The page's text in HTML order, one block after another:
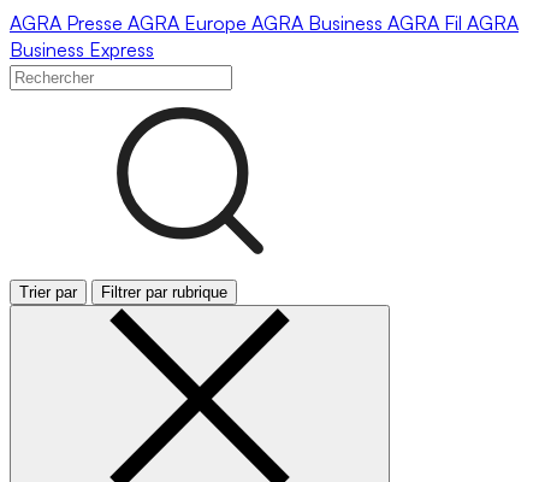
AGRA Presse AGRA Europe AGRA Business AGRA Fil AGRA
Business Express
Trier par Filtrer par rubrique